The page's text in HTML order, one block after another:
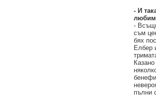
- И
-
съм
бях
Елбер
пълни